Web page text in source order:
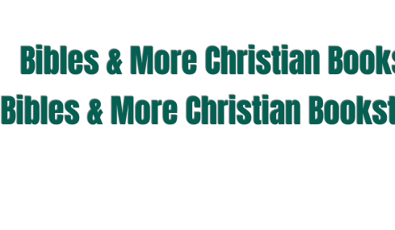
Bibles & More Christian
Bibles & More Christian